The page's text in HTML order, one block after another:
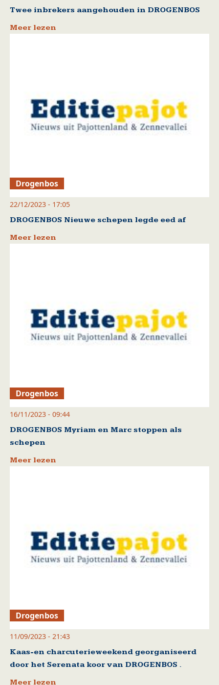
Twee inbrekers aangehouden in DROGENBOS
Meer lezen
Drogenbos
22/12/2023 - 17:05
DROGENBOS Nieuwe schepen legde eed af
Meer lezen
Drogenbos
16/11/2023 - 09:44
DROGENBOS Myriam en Marc stoppen als
schepen
Meer lezen
Drogenbos
11/09/2023 - 21:43
Kaas-en charcuterieweekend georganiseerd
door het Serenata koor van DROGENBOS .
Meer lezen